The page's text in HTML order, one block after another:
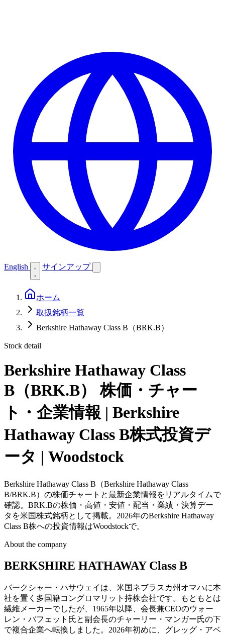
English サインアップ
ホーム
取扱銘柄一覧
Berkshire Hathaway Class B（BRK.B）
Stock detail
Berkshire Hathaway Class
B（BRK.B）
株価・チャー
ト・企業情報 | Berkshire
Hathaway Class B株式投資デ
ータ | Woodstock
Berkshire Hathaway Class B（Berkshire Hathaway Class
B/BRK.B）の株価チャートと最新企業情報をリアルタイムで
確認。BRK.Bの株価・高値・安値・配当・業績・決算デー
タを米国株式銘柄として掲載。2026年のBerkshire Hathaway
Class B株への投資情報はWoodstockで。
About the company
BERKSHIRE HATHAWAY Class B
バークシャー・ハサウェイは、米国ネブラスカ州オマハに本
社を置く多国籍コングロマリット持株会社です。もともとは
繊維メーカーでしたが、1965年以降、会長兼CEOのウォー
レン・バフェット氏と副会長のチャーリー・マンガー氏の下
で複合企業へ転換しました。2026年初めに、グレッグ・アベ